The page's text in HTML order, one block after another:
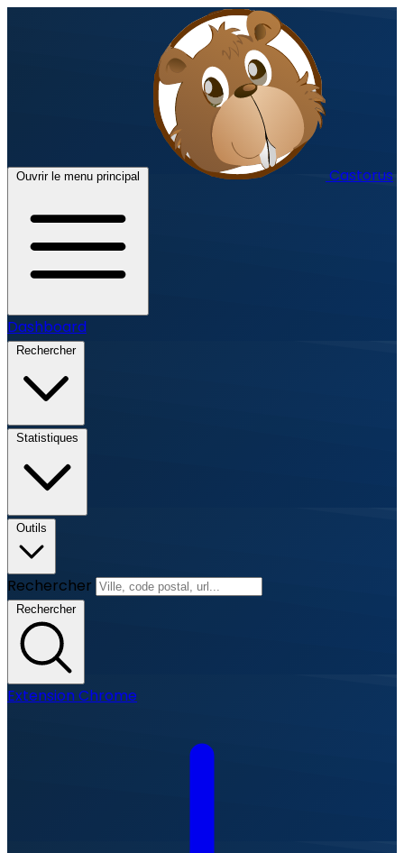
Ouvrir le menu principal Castorus
Dashboard
Rechercher
Statistiques
Outils
Rechercher
Rechercher
Extension Chrome